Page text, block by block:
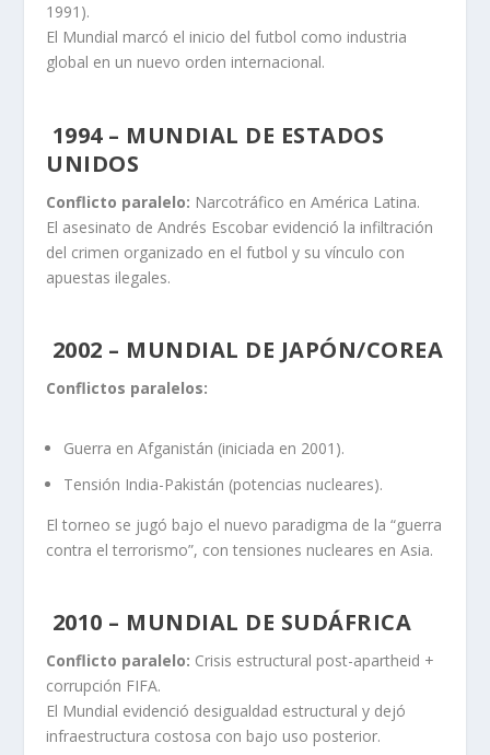
1991).
El Mundial marcó el inicio del futbol como industria
global en un nuevo orden internacional.
1994 – MUNDIAL DE ESTADOS
UNIDOS
Conflicto paralelo: Narcotráfico en América Latina.
El asesinato de Andrés Escobar evidenció la infiltración
del crimen organizado en el futbol y su vínculo con
apuestas ilegales.
2002 – MUNDIAL DE JAPÓN/COREA
Conflictos paralelos:
Guerra en Afganistán (iniciada en 2001).
Tensión India-Pakistán (potencias nucleares).
El torneo se jugó bajo el nuevo paradigma de la “guerra
contra el terrorismo”, con tensiones nucleares en Asia.
2010 – MUNDIAL DE SUDÁFRICA
Conflicto paralelo: Crisis estructural post-apartheid +
corrupción FIFA.
El Mundial evidenció desigualdad estructural y dejó
infraestructura costosa con bajo uso posterior.